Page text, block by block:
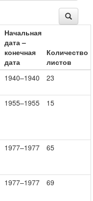
Начальная
дата –
конечная
дата
Количество
листов
1940–1940 23
1955–1955 15
1977–1977 65
1977–1977 69